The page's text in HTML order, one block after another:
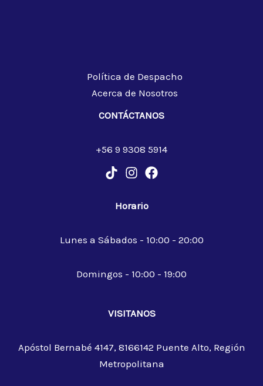
Política de Despacho
Acerca de Nosotros
CONTÁCTANOS
+56 9 9308 5914
Horario
Lunes a Sábados - 10:00 - 20:00
Domingos - 10:00 - 19:00
VISITANOS
Apóstol Bernabé 4147, 8166142 Puente Alto, Región
Metropolitana